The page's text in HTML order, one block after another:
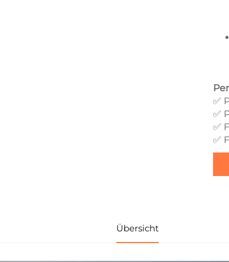
✅
✅
✅
✅
Übersicht